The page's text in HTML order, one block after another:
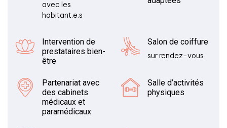
avec les
habitant.e.s
Intervention de
prestataires bien-
être
Salon de coiffure
sur rendez-vous
Partenariat avec
des cabinets
médicaux et
paramédicaux
Salle d’activités
physiques